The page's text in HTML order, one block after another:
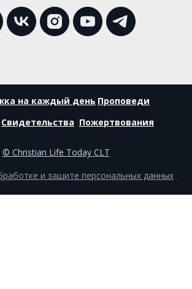
© Christian Life Today CLT
Проповеди
на каждый день
Свидетельства Пожертвования
и защите персональных данных